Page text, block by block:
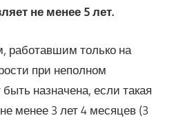
не менее 5 лет.
работавшим только на
при неполном
назначена, если такая
менее 3 лет 4 месяцев (3